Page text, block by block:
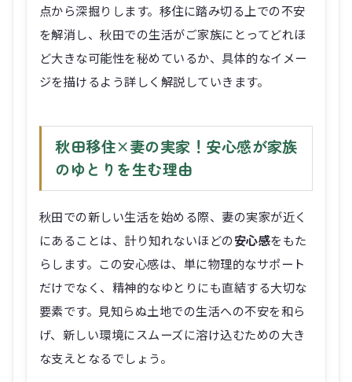
点から深掘りします。移住に踏み切る上での不安
を解消し、秋田での生活がご家族にとってどれほ
ど大きな可能性を秘めているか、具体的なイメー
ジを描けるよう詳しく解説していきます。
秋田移住×妻の実家！安心感が家族
のゆとりを生む理由
秋田での新しい生活を始める際、妻の実家が近く
にあることは、計り知れないほどの安心感をもた
らします。この安心感は、単に物理的なサポート
だけでなく、精神的なゆとりにも直結する大切な
要素です。見知らぬ土地での生活への不安を和ら
げ、新しい環境にスムーズに溶け込むための大き
な支えとなるでしょう。